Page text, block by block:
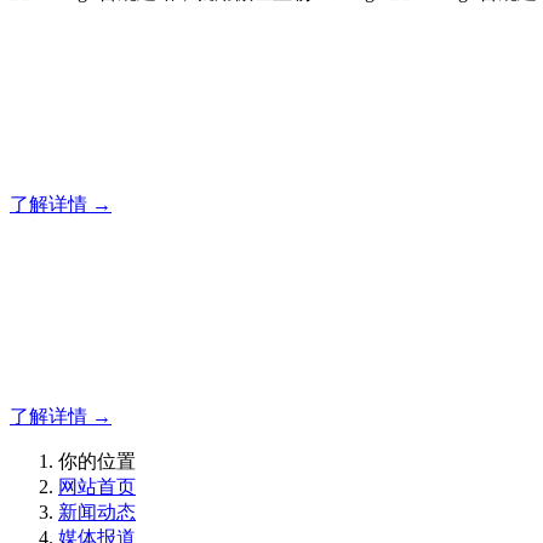
了解详情 →
了解详情 →
你的位置
网站首页
新闻动态
媒体报道